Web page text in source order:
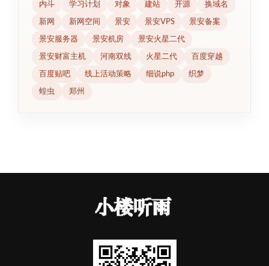
内斗 学习计划 对象 建站 开源 换域名
新网 新网空间 景安 景安VPS 景安备案
景安服务器 景安机房 景安火星二代
景安财富主机 河南双线 火星二代 百度穿越
百度贴吧 线上活动策略 细说php 织梦
蝗虫 郑州